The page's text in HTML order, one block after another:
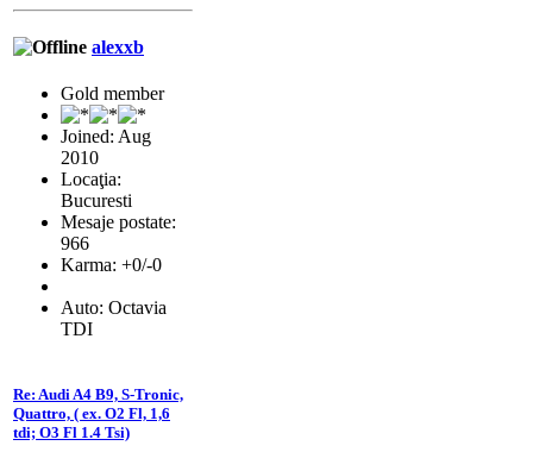
alexxb
Gold member
Joined: Aug
2010
Locaţia:
Bucuresti
Mesaje postate:
966
Karma: +0/-0
Auto: Octavia
TDI
Re: Audi A4 B9, S-Tronic,
Quattro, ( ex. O2 Fl, 1,6
tdi; O3 Fl 1.4 Tsi)